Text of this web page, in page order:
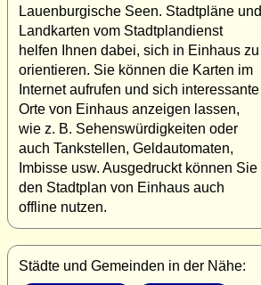
Lauenburgische Seen. Stadtpläne und
Landkarten vom Stadtplandienst
helfen Ihnen dabei, sich in Einhaus zu
orientieren. Sie können die Karten im
Internet aufrufen und sich interessante
Orte von Einhaus anzeigen lassen,
wie z. B. Sehenswürdigkeiten oder
auch Tankstellen, Geldautomaten,
Imbisse usw. Ausgedruckt können Sie
den Stadtplan von Einhaus auch
offline nutzen.
Städte und Gemeinden in der Nähe: